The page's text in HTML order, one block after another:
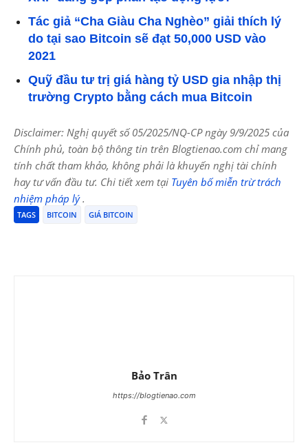
Tác giả “Cha Giàu Cha Nghèo” giải thích lý
do tại sao Bitcoin sẽ đạt 50,000 USD vào
2021
Quỹ đầu tư trị giá hàng tỷ USD gia nhập thị
trường Crypto bằng cách mua Bitcoin
Disclaimer: Nghị quyết số 05/2025/NQ-CP ngày 9/9/2025 của
Chính phủ, toàn bộ thông tin trên Blogtienao.com chỉ mang
tính chất tham khảo, không phải là khuyến nghị tài chính
hay tư vấn đầu tư. Chi tiết xem tại Tuyên bố miễn trừ trách
nhiệm pháp lý.
TAGS BITCOIN GIÁ BITCOIN
Bảo Trân
https://blogtienao.com